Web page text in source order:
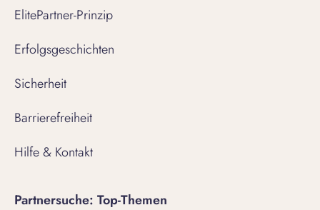
ElitePartner-Prinzip
Erfolgsgeschichten
Sicherheit
Barrierefreiheit
Hilfe & Kontakt
Partnersuche: Top-Themen